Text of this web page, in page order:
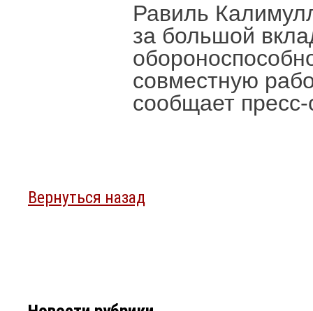
Равиль
за большой
совместную
сообщает
Вернуться назад